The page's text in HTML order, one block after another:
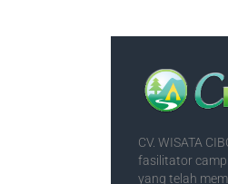
CV. WISATA
fasilitator
yang telah